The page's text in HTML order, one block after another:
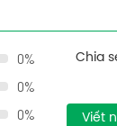
0%
0%
0%
Chia
Viết